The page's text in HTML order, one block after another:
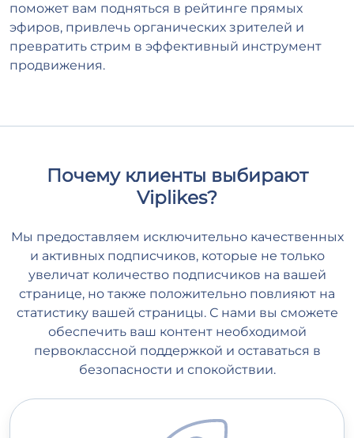
поможет вам подняться в рейтинге прямых
эфиров, привлечь органических зрителей и
превратить стрим в эффективный инструмент
продвижения.
Почему клиенты выбирают
Viplikes?
Мы предоставляем исключительно качественных
и активных подписчиков, которые не только
увеличат количество подписчиков на вашей
странице, но также положительно повлияют на
статистику вашей страницы. С нами вы сможете
обеспечить ваш контент необходимой
первоклассной поддержкой и оставаться в
безопасности и спокойствии.